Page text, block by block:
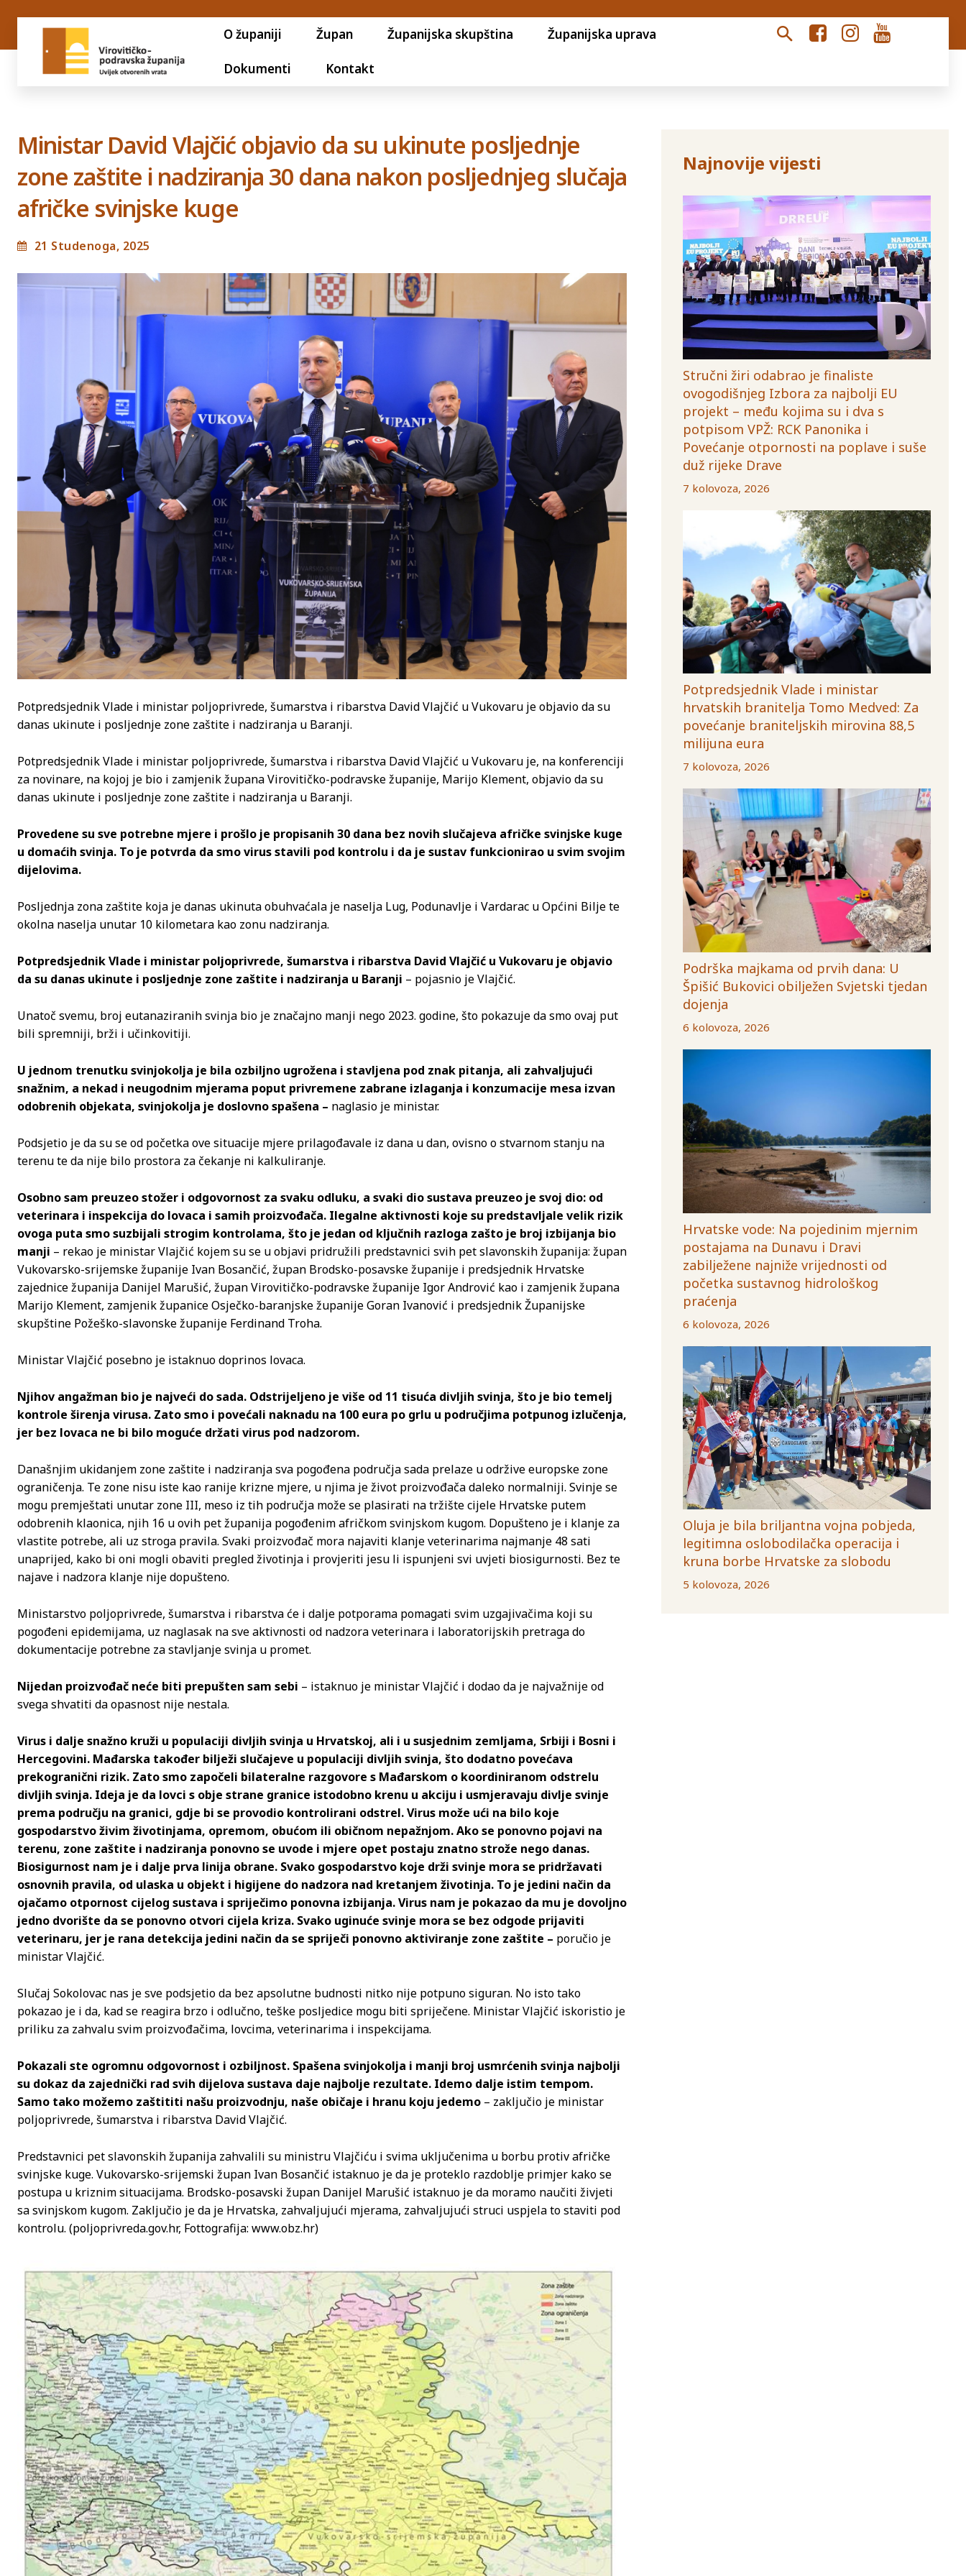
O županiji Župan Županijska skupština Županijska uprava
Dokumenti Kontakt
Ministar David Vlajčić objavio da su ukinute posljednje
zone zaštite i nadziranja 30 dana nakon posljednjeg slučaja
afričke svinjske kuge
21 Studenoga, 2025
Potpredsjednik Vlade i ministar poljoprivrede, šumarstva i ribarstva David Vlajčić u Vukovaru je objavio da su
danas ukinute i posljednje zone zaštite i nadziranja u Baranji.
Potpredsjednik Vlade i ministar poljoprivrede, šumarstva i ribarstva David Vlajčić u Vukovaru je, na konferenciji
za novinare, na kojoj je bio i zamjenik župana Virovitičko-podravske županije, Marijo Klement, objavio da su
danas ukinute i posljednje zone zaštite i nadziranja u Baranji.
Provedene su sve potrebne mjere i prošlo je propisanih 30 dana bez novih slučajeva afričke svinjske kuge
u domaćih svinja. To je potvrda da smo virus stavili pod kontrolu i da je sustav funkcionirao u svim svojim
dijelovima.
Posljednja zona zaštite koja je danas ukinuta obuhvaćala je naselja Lug, Podunavlje i Vardarac u Općini Bilje te
okolna naselja unutar 10 kilometara kao zonu nadziranja.
Potpredsjednik Vlade i ministar poljoprivrede, šumarstva i ribarstva David Vlajčić u Vukovaru je objavio
da su danas ukinute i posljednje zone zaštite i nadziranja u Baranji – pojasnio je Vlajčić.
Unatoč svemu, broj eutanaziranih svinja bio je značajno manji nego 2023. godine, što pokazuje da smo ovaj put
bili spremniji, brži i učinkovitiji.
U jednom trenutku svinjokolja je bila ozbiljno ugrožena i stavljena pod znak pitanja, ali zahvaljujući
snažnim, a nekad i neugodnim mjerama poput privremene zabrane izlaganja i konzumacije mesa izvan
odobrenih objekata, svinjokolja je doslovno spašena – naglasio je ministar.
Podsjetio je da su se od početka ove situacije mjere prilagođavale iz dana u dan, ovisno o stvarnom stanju na
terenu te da nije bilo prostora za čekanje ni kalkuliranje.
Osobno sam preuzeo stožer i odgovornost za svaku odluku, a svaki dio sustava preuzeo je svoj dio: od
veterinara i inspekcija do lovaca i samih proizvođača. Ilegalne aktivnosti koje su predstavljale velik rizik
ovoga puta smo suzbijali strogim kontrolama, što je jedan od ključnih razloga zašto je broj izbijanja bio
manji – rekao je ministar Vlajčić kojem su se u objavi pridružili predstavnici svih pet slavonskih županija: župan
Vukovarsko-srijemske županije Ivan Bosančić, župan Brodsko-posavske županije i predsjednik Hrvatske
zajednice županija Danijel Marušić, župan Virovitičko-podravske županije Igor Andrović kao i zamjenik župana
Marijo Klement, zamjenik županice Osječko-baranjske županije Goran Ivanović i predsjednik Županijske
skupštine Požeško-slavonske županije Ferdinand Troha.
Ministar Vlajčić posebno je istaknuo doprinos lovaca.
Njihov angažman bio je najveći do sada. Odstrijeljeno je više od 11 tisuća divljih svinja, što je bio temelj
kontrole širenja virusa. Zato smo i povećali naknadu na 100 eura po grlu u područjima potpunog izlučenja,
jer bez lovaca ne bi bilo moguće držati virus pod nadzorom.
Današnjim ukidanjem zone zaštite i nadziranja sva pogođena područja sada prelaze u održive europske zone
ograničenja. Te zone nisu iste kao ranije krizne mjere, u njima je život proizvođača daleko normalniji. Svinje se
mogu premještati unutar zone III, meso iz tih područja može se plasirati na tržište cijele Hrvatske putem
odobrenih klaonica, njih 16 u ovih pet županija pogođenim afričkom svinjskom kugom. Dopušteno je i klanje za
vlastite potrebe, ali uz stroga pravila. Svaki proizvođač mora najaviti klanje veterinarima najmanje 48 sati
unaprijed, kako bi oni mogli obaviti pregled životinja i provjeriti jesu li ispunjeni svi uvjeti biosigurnosti. Bez te
najave i nadzora klanje nije dopušteno.
Ministarstvo poljoprivrede, šumarstva i ribarstva će i dalje potporama pomagati svim uzgajivačima koji su
pogođeni epidemijama, uz naglasak na sve aktivnosti od nadzora veterinara i laboratorijskih pretraga do
dokumentacije potrebne za stavljanje svinja u promet.
Nijedan proizvođač neće biti prepušten sam sebi – istaknuo je ministar Vlajčić i dodao da je najvažnije od
svega shvatiti da opasnost nije nestala.
Virus i dalje snažno kruži u populaciji divljih svinja u Hrvatskoj, ali i u susjednim zemljama, Srbiji i Bosni i
Hercegovini. Mađarska također bilježi slučajeve u populaciji divljih svinja, što dodatno povećava
prekogranični rizik. Zato smo započeli bilateralne razgovore s Mađarskom o koordiniranom odstrelu
divljih svinja. Ideja je da lovci s obje strane granice istodobno krenu u akciju i usmjeravaju divlje svinje
prema području na granici, gdje bi se provodio kontrolirani odstrel. Virus može ući na bilo koje
gospodarstvo živim životinjama, opremom, obućom ili običnom nepažnjom. Ako se ponovno pojavi na
terenu, zone zaštite i nadziranja ponovno se uvode i mjere opet postaju znatno strože nego danas.
Biosigurnost nam je i dalje prva linija obrane. Svako gospodarstvo koje drži svinje mora se pridržavati
osnovnih pravila, od ulaska u objekt i higijene do nadzora nad kretanjem životinja. To je jedini način da
ojačamo otpornost cijelog sustava i spriječimo ponovna izbijanja. Virus nam je pokazao da mu je dovoljno
jedno dvorište da se ponovno otvori cijela kriza. Svako uginuće svinje mora se bez odgode prijaviti
veterinaru, jer je rana detekcija jedini način da se spriječi ponovno aktiviranje zone zaštite – poručio je
ministar Vlajčić.
Slučaj Sokolovac nas je sve podsjetio da bez apsolutne budnosti nitko nije potpuno siguran. No isto tako
pokazao je i da, kad se reagira brzo i odlučno, teške posljedice mogu biti spriječene. Ministar Vlajčić iskoristio je
priliku za zahvalu svim proizvođačima, lovcima, veterinarima i inspekcijama.
Pokazali ste ogromnu odgovornost i ozbiljnost. Spašena svinjokolja i manji broj usmrćenih svinja najbolji
su dokaz da zajednički rad svih dijelova sustava daje najbolje rezultate. Idemo dalje istim tempom.
Samo tako možemo zaštititi našu proizvodnju, naše običaje i hranu koju jedemo – zaključio je ministar
poljoprivrede, šumarstva i ribarstva David Vlajčić.
Predstavnici pet slavonskih županija zahvalili su ministru Vlajčiću i svima uključenima u borbu protiv afričke
svinjske kuge. Vukovarsko-srijemski župan Ivan Bosančić istaknuo je da je proteklo razdoblje primjer kako se
postupa u kriznim situacijama. Brodsko-posavski župan Danijel Marušić istaknuo je da moramo naučiti živjeti
sa svinjskom kugom. Zaključio je da je Hrvatska, zahvaljujući mjerama, zahvaljujući struci uspjela to staviti pod
kontrolu. (poljoprivreda.gov.hr, Fottografija: www.obz.hr)
Najnovije vijesti
Stručni žiri odabrao je finaliste
ovogodišnjeg Izbora za najbolji EU
projekt – među kojima su i dva s
potpisom VPŽ: RCK Panonika i
Povećanje otpornosti na poplave i suše
duž rijeke Drave
7 kolovoza, 2026
Potpredsjednik Vlade i ministar
hrvatskih branitelja Tomo Medved: Za
povećanje braniteljskih mirovina 88,5
milijuna eura
7 kolovoza, 2026
Podrška majkama od prvih dana: U
Špišić Bukovici obilježen Svjetski tjedan
dojenja
6 kolovoza, 2026
Hrvatske vode: Na pojedinim mjernim
postajama na Dunavu i Dravi
zabilježene najniže vrijednosti od
početka sustavnog hidrološkog
praćenja
6 kolovoza, 2026
Oluja je bila briljantna vojna pobjeda,
legitimna oslobodilačka operacija i
kruna borbe Hrvatske za slobodu
5 kolovoza, 2026